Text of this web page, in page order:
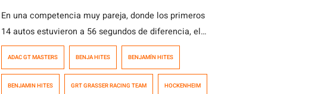
En una competencia muy pareja, donde los primeros
14 autos estuvieron a 56 segundos de diferencia, el
chileno Benjamín Hites y su compañero Tim
ADAC GT MASTERS BENJA HITES BENJAMÍN HITES
BENJAMIN HITES GRT GRASSER RACING TEAM HOCKENHEIM